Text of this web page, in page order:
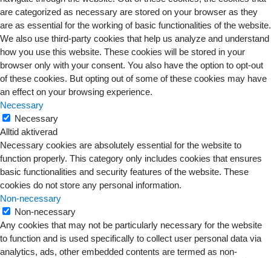
are categorized as necessary are stored on your browser as they
are as essential for the working of basic functionalities of the website.
We also use third-party cookies that help us analyze and understand
how you use this website. These cookies will be stored in your
browser only with your consent. You also have the option to opt-out
of these cookies. But opting out of some of these cookies may have
an effect on your browsing experience.
Necessary
Necessary
Alltid aktiverad
Necessary cookies are absolutely essential for the website to
function properly. This category only includes cookies that ensures
basic functionalities and security features of the website. These
cookies do not store any personal information.
Non-necessary
Non-necessary
Any cookies that may not be particularly necessary for the website
to function and is used specifically to collect user personal data via
analytics, ads, other embedded contents are termed as non-